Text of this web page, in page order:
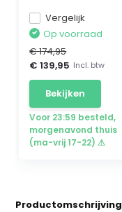
Vergelijk
Op voorraad
€ 174,95
€ 139,95 Incl. btw
Bekijken
Voor 23:59 besteld,
morgenavond thuis
(ma-vrij 17-22) ⚠
Productomschrijving